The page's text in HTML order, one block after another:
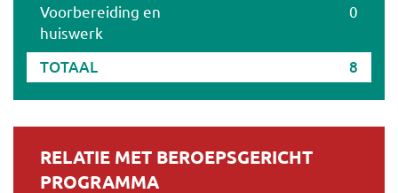
Voorbereiding en
huiswerk
0
TOTAAL 8
RELATIE MET BEROEPSGERICHT
PROGRAMMA